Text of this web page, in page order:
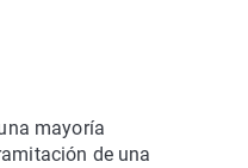
mayoría
de una